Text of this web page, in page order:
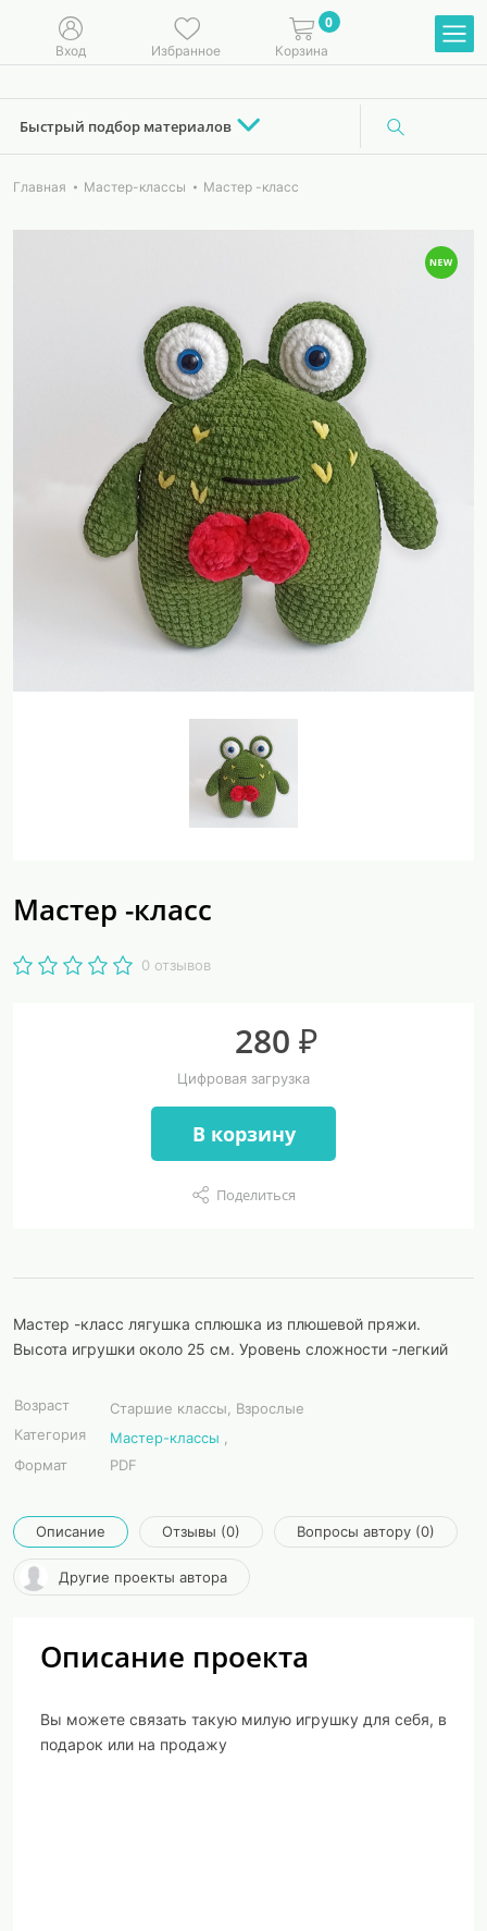
Вход Избранное
0
Корзина
Быстрый подбор материалов
Главная Мастер-классы Мастер -класс
Мастер -класс
0 отзывов
280 ₽
Цифровая загрузка
В корзину
Поделиться
Мастер -класс лягушка сплюшка из плюшевой пряжи.
Высота игрушки около 25 см. Уровень сложности -легкий
Возраст
Старшие классы, Взрослые
Категория
Мастер-классы
Формат
PDF
Описание Отзывы (0) Вопросы автору (0)
Другие проекты автора
Описание проекта
Вы можете связать такую милую игрушку для себя, в
подарок или на продажу